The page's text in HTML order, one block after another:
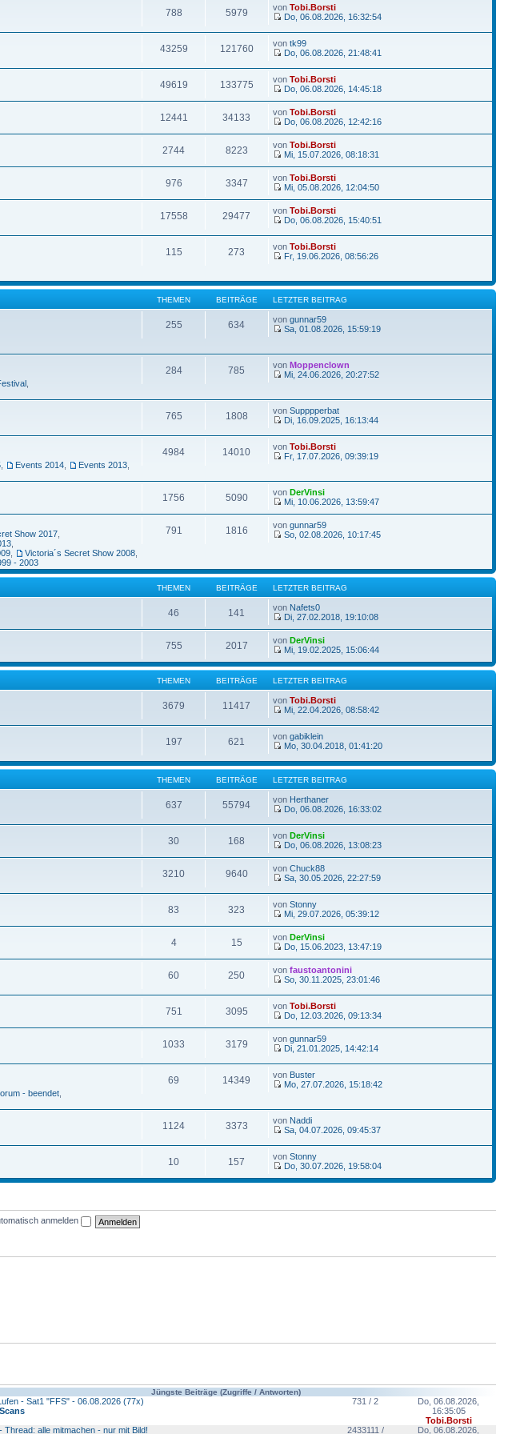
788 5979 von Tobi.Borsti
Do, 06.08.2026, 16:32:54
43259 121760 von tk99
Do, 06.08.2026, 21:48:41
49619 133775 von Tobi.Borsti
Do, 06.08.2026, 14:45:18
12441 34133 von Tobi.Borsti
Do, 06.08.2026, 12:42:16
2744 8223 von Tobi.Borsti
Mi, 15.07.2026, 08:18:31
976 3347 von Tobi.Borsti
Mi, 05.08.2026, 12:04:50
17558 29477 von Tobi.Borsti
Do, 06.08.2026, 15:40:51
115 273 von Tobi.Borsti
Fr, 19.06.2026, 08:56:26
THEMEN BEITRÄGE LETZTER BEITRAG
255 634 von gunnar59
Sa, 01.08.2026, 15:59:19
284 785 von Moppenclown
Mi, 24.06.2026, 20:27:52
765 1808 von Supppperbat
Di, 16.09.2025, 16:13:44
Events 2014 Events 2013
4984 14010 von Tobi.Borsti
Fr, 17.07.2026, 09:39:19
1756 5090 von DerVinsi
Mi, 10.06.2026, 13:59:47
Show 2017
Victoria´s Secret Show 2008
- 2003
791 1816 von gunnar59
So, 02.08.2026, 10:17:45
THEMEN BEITRÄGE LETZTER BEITRAG
46 141 von Nafets0
Di, 27.02.2018, 19:10:08
755 2017 von DerVinsi
Mi, 19.02.2025, 15:06:44
THEMEN BEITRÄGE LETZTER BEITRAG
3679 11417 von Tobi.Borsti
Mi, 22.04.2026, 08:58:42
197 621 von gabiklein
Mo, 30.04.2018, 01:41:20
THEMEN BEITRÄGE LETZTER BEITRAG
637 55794 von Herthaner
Do, 06.08.2026, 16:33:02
30 168 von DerVinsi
Do, 06.08.2026, 13:08:23
3210 9640 von Chuck88
Sa, 30.05.2026, 22:27:59
83 323 von Stonny
Mi, 29.07.2026, 05:39:12
4 15 von DerVinsi
Do, 15.06.2023, 13:47:19
60 250 von faustoantonini
So, 30.11.2025, 23:01:46
751 3095 von Tobi.Borsti
Do, 12.03.2026, 09:13:34
1033 3179 von gunnar59
Di, 21.01.2025, 14:42:14
- beendet
69 14349 von Buster
Mo, 27.07.2026, 15:18:42
1124 3373 von Naddi
Sa, 04.07.2026, 09:45:37
10 157 von Stonny
Do, 30.07.2026, 19:58:04
anmelden
Jüngste Beiträge (Zugriffe / Antworten)
- Sat1 "FFS" - 06.08.2026 (77x)
731 / 2
Do, 06.08.2026,
16:35:05
Tobi.Borsti
Thread: alle mitmachen - nur mit Bild! 2433111 / Do, 06.08.2026,